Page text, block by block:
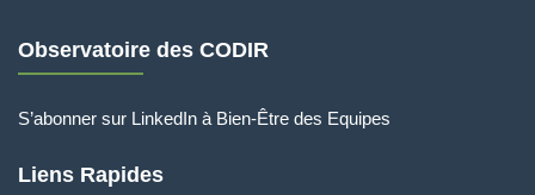
Observatoire des CODIR
S’abonner sur LinkedIn à Bien-Être des Equipes
Liens Rapides